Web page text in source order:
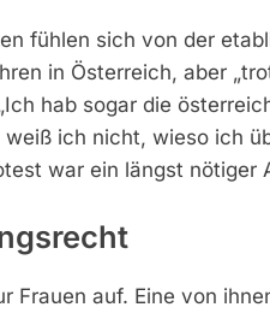
fühlen sich von der
in Österreich, aber
hab sogar die
ich nicht, wieso ich
war ein längst nötiger
Frauen auf. Eine von